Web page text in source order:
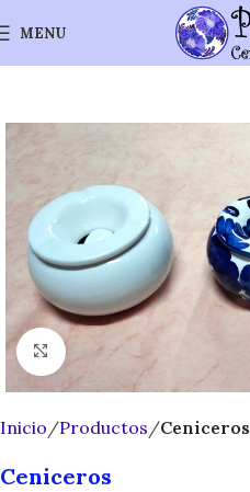
MENU
Click to enlarge
Inicio Productos Ceniceros
Ceniceros